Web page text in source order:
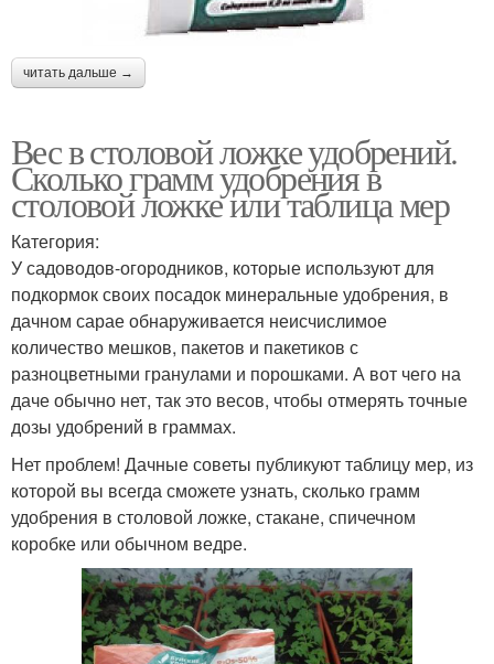
читать дальше →
Вес в столовой ложке удобрений.
Сколько грамм удобрения в
столовой ложке или таблица мер
Категория:
У садоводов-огородников, которые используют для
подкормок своих посадок минеральные удобрения, в
дачном сарае обнаруживается неисчислимое
количество мешков, пакетов и пакетиков с
разноцветными гранулами и порошками. А вот чего на
даче обычно нет, так это весов, чтобы отмерять точные
дозы удобрений в граммах.
Нет проблем! Дачные советы публикуют таблицу мер, из
которой вы всегда сможете узнать, сколько грамм
удобрения в столовой ложке, стакане, спичечном
коробке или обычном ведре.